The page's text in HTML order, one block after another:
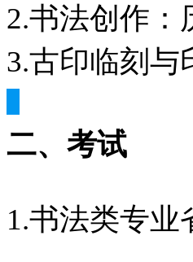
2.书法创作
3.古印临刻
二、考试
1.书法类专业